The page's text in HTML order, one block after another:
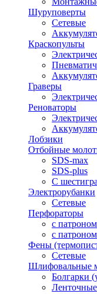
Шуруповерты
Сетевые
Краскопульты
Граверы
Реноваторы
Лобзики
Отбойные
SDS-max
SDS-plus
С
Электрорубанки
Сетевые
Перфораторы
с
с
Фены
Сетевые
Шлифовальные
Болгарки
Ленточные